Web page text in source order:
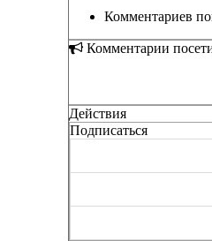
Комментариев
Комментарии
Действия
Подписаться